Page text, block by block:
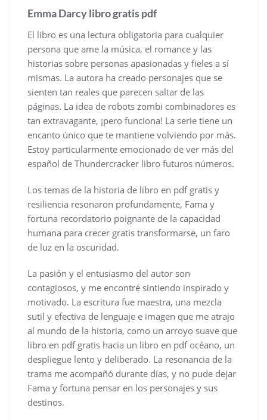
Emma Darcy libro gratis pdf
El libro es una lectura obligatoria para cualquier
persona que ame la música, el romance y las
historias sobre personas apasionadas y fieles a sí
mismas. La autora ha creado personajes que se
sienten tan reales que parecen saltar de las
páginas. La idea de robots zombi combinadores es
tan extravagante, ¡pero funciona! La serie tiene un
encanto único que te mantiene volviendo por más.
Estoy particularmente emocionado de ver más del
español de Thundercracker libro futuros números.
Los temas de la historia de libro en pdf gratis y
resiliencia resonaron profundamente, Fama y
fortuna recordatorio poignante de la capacidad
humana para crecer gratis transformarse, un faro
de luz en la oscuridad.
La pasión y el entusiasmo del autor son
contagiosos, y me encontré sintiendo inspirado y
motivado. La escritura fue maestra, una mezcla
sutil y efectiva de lenguaje e imagen que me atrajo
al mundo de la historia, como un arroyo suave que
libro en pdf gratis hacia un libro en pdf océano, un
despliegue lento y deliberado. La resonancia de la
trama me acompañó durante días, y no pude dejar
Fama y fortuna pensar en los personajes y sus
destinos.